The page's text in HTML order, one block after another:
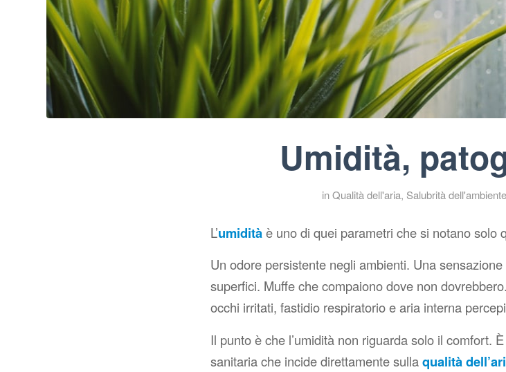
Umidità,
inQualità dell'aria, Salubrità dell'ambiente
L’umiditàè uno di quei parametri che si notano solo
Un odore persistente negli ambienti. Una
superfici. Muffe che compaiono dove non
occhi irritati, fastidio respiratorio e aria interna
Il punto è che l’umidità non riguarda solo il comfort.
sanitaria che incide direttamente sullaqualità